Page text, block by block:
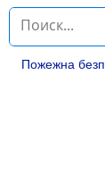
Пожежна